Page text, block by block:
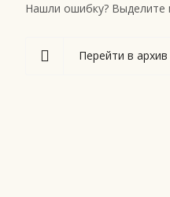
Нашли ошибку?
Перейти в архив